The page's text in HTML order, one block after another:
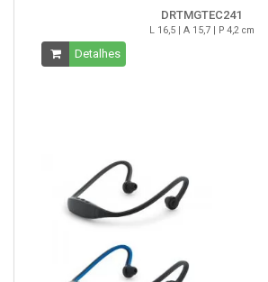
DRTMGTEC241
L 16,5 | A 15,7 | P 4,2 cm
Detalhes